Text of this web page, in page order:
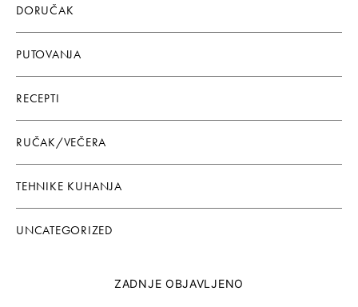
DORUČAK
PUTOVANJA
RECEPTI
RUČAK/VEČERA
TEHNIKE KUHANJA
UNCATEGORIZED
ZADNJE OBJAVLJENO